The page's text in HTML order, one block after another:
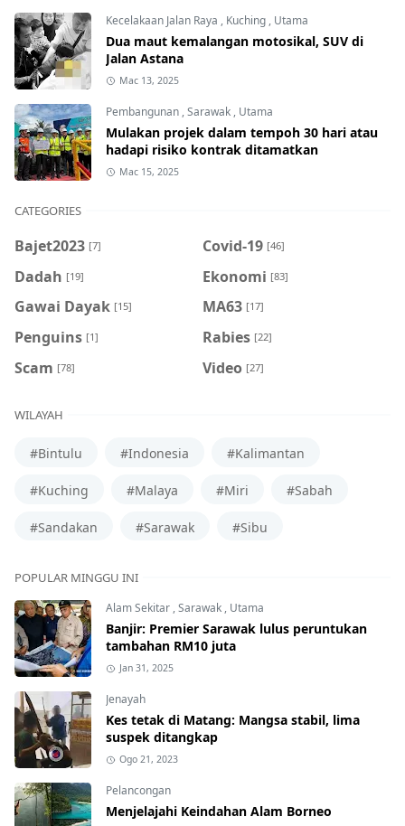
Kecelakaan Jalan Raya , Kuching , Utama
Dua maut kemalangan motosikal, SUV di
Jalan Astana
Mac 13, 2025
Pembangunan ,Sarawak , Utama
Mulakan projek dalam tempoh 30 hari atau
hadapi risiko kontrak ditamatkan
Mac 15, 2025
CATEGORIES
Bajet2023 [7] Covid-19 [46]
Dadah [19] Ekonomi [83]
Gawai Dayak [15] MA63 [17]
Penguins [1] Rabies [22]
Scam [78] Video [27]
WILAYAH
#Bintulu #Indonesia #Kalimantan
#Kuching #Malaya #Miri #Sabah
#Sandakan #Sarawak #Sibu
POPULAR MINGGU INI
Alam Sekitar,Sarawak, Utama
Banjir: Premier Sarawak lulus peruntukan
tambahan RM10 juta
Jan 31, 2025
Jenayah
Kes tetak di Matang: Mangsa stabil, lima
suspek ditangkap
Ogo 21, 2023
Pelancongan
Menjelajahi Keindahan Alam Borneo